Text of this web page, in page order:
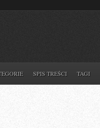
SPIS TREŚCI TAGI